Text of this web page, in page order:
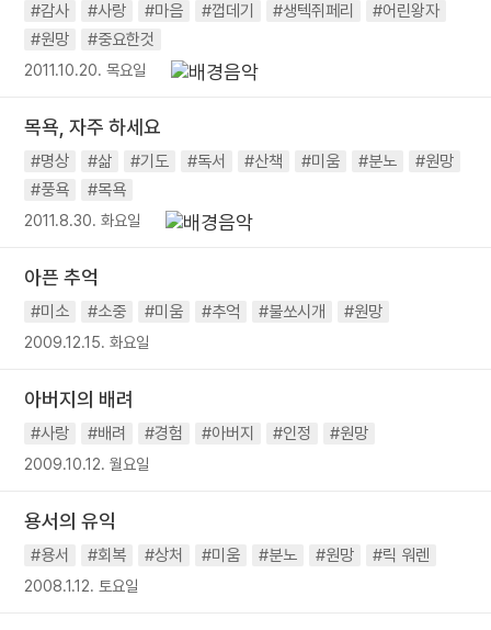
#감사 #사랑 #마음 #껍데기 #생텍쥐페리
#어린왕자
#원망
#중요한것
2011.10.20. 목요일
목욕, 자주 하세요
#명상 #삶 #기도 #독서 #산책 #미움 #분노
#원망
#풍욕
#목욕
2011.8.30. 화요일
아픈 추억
#미소 #소중 #미움 #추억 #불쏘시개 #원망
2009.12.15. 화요일
아버지의 배려
#사랑 #배려 #경험 #아버지 #인정 #원망
2009.10.12. 월요일
용서의 유익
#용서 #회복 #상처 #미움 #분노 #원망 #릭 워렌
2008.1.12. 토요일